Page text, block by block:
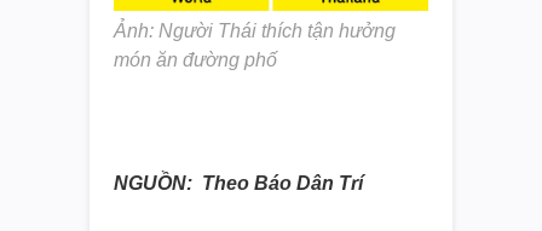
Ảnh: Người Thái thích tận hưởng
món ăn đường phố
NGUỒN: Theo Báo Dân Trí